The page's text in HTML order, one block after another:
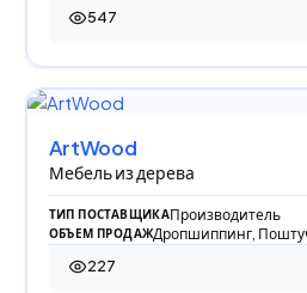
547
547 просмотров
ArtWood
Мебель из дерева
ТИП ПОСТАВЩИКАПроизводитель
ОБЪЕМ ПРОДАЖДропшиппинг,
227
227 просмотров